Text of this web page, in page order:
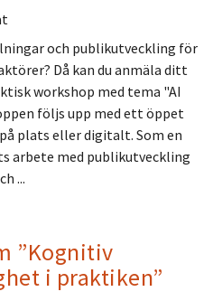
och publikutveckling för
Då kan du anmäla ditt
workshop med tema "AI
följs upp med ett öppet
plats eller digitalt. Som en
arbete med publikutveckling
...
”Kognitiv
i praktiken”